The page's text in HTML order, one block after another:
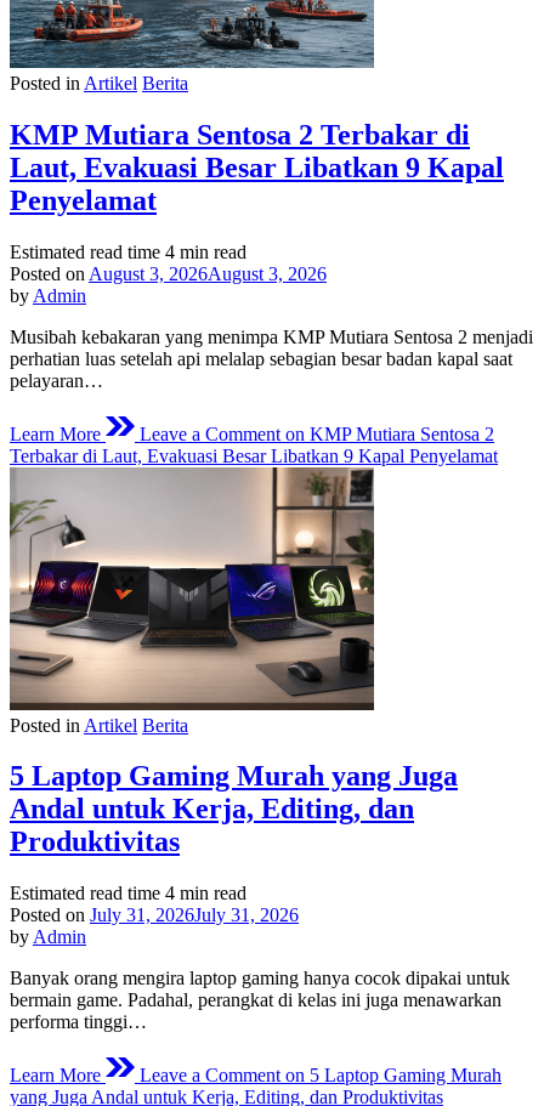
Posted in Artikel Berita
KMP Mutiara Sentosa 2 Terbakar di
Laut, Evakuasi Besar Libatkan 9 Kapal
Penyelamat
Estimated read time 4 min read
Posted on August 3, 2026August 3, 2026
by Admin
Musibah kebakaran yang menimpa KMP Mutiara Sentosa 2 menjadi
perhatian luas setelah api melalap sebagian besar badan kapal saat
pelayaran…
Learn More Leave a Comment on KMP Mutiara Sentosa 2
Terbakar di Laut, Evakuasi Besar Libatkan 9 Kapal Penyelamat
Posted in Artikel Berita
5 Laptop Gaming Murah yang Juga
Andal untuk Kerja, Editing, dan
Produktivitas
Estimated read time 4 min read
Posted on July 31, 2026July 31, 2026
by Admin
Banyak orang mengira laptop gaming hanya cocok dipakai untuk
bermain game. Padahal, perangkat di kelas ini juga menawarkan
performa tinggi…
Learn More Leave a Comment on 5 Laptop Gaming Murah
yang Juga Andal untuk Kerja, Editing, dan Produktivitas